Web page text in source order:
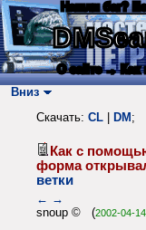
Нашли баг?
О сайте → Как
Вниз
Скачать: CL DM ;
Как с
форма
ветки
← →
snoup © (2002-04-